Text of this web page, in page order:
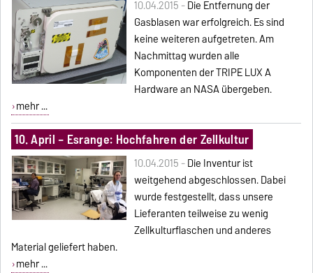
10.04.2015 -Die Entfernung der
Gasblasen war erfolgreich. Es sind
keine weiteren aufgetreten. Am
Nachmittag wurden alle
Komponenten der TRIPE LUX A
Hardware an NASA übergeben.
mehr ...
10. April – Esrange: Hochfahren der Zellkultur
10.04.2015 -Die Inventur ist
weitgehend abgeschlossen. Dabei
wurde festgestellt, dass unsere
Lieferanten teilweise zu wenig
Zellkulturflaschen und anderes
Material geliefert haben.
mehr ...